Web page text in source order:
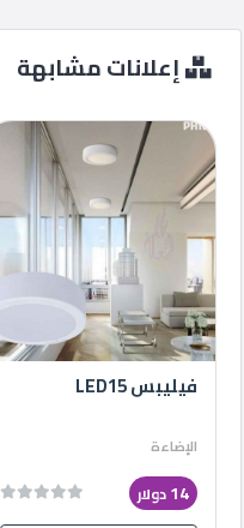
إعلانات مشابهة
فيليبس LED15
الإضاءة
14دولار